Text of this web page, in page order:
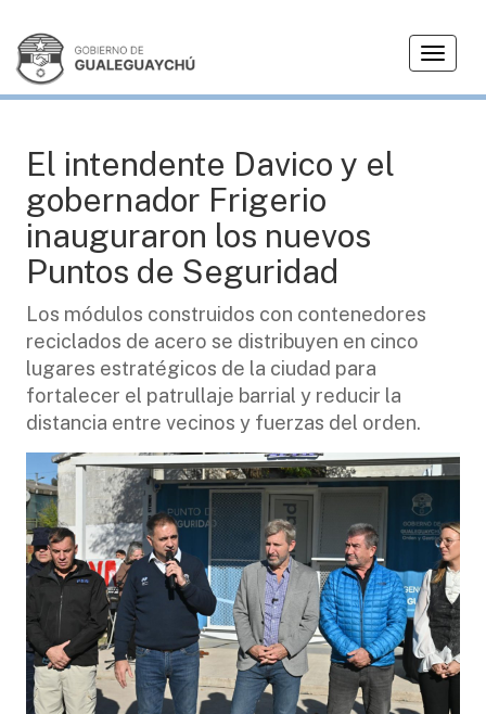
T
g
OBRAS
El intendente Davico y el
gobernador Frigerio
inauguraron los nuevos
Puntos de Seguridad
Los módulos construidos con contenedores
reciclados de acero se distribuyen en cinco
lugares estratégicos de la ciudad para
fortalecer el patrullaje barrial y reducir la
distancia entre vecinos y fuerzas del orden.